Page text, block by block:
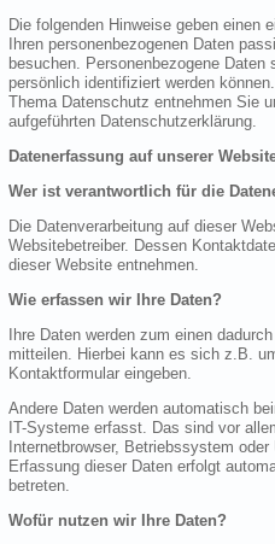
Die folgenden Hinweise geben einen
Ihren personenbezogenen Daten
besuchen. Personenbezogene
persönlich identifiziert werden
Thema Datenschutz entnehmen Sie
aufgeführten Datenschutzerklärung.
Datenerfassung auf unserer
Wer ist verantwortlich für die
Die Datenverarbeitung auf dieser
Websitebetreiber. Dessen
dieser Website entnehmen.
Wie erfassen wir Ihre Daten?
Ihre Daten werden zum einen
mitteilen. Hierbei kann es sich z.B.
Kontaktformular eingeben.
Andere Daten werden automatisch
IT-Systeme erfasst. Das sind vor
Internetbrowser, Betriebssystem
Erfassung dieser Daten erfolgt
betreten.
Wofür nutzen wir Ihre Daten?